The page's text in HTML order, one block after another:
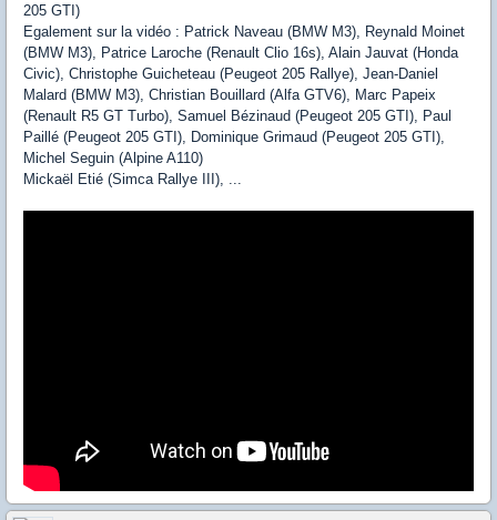
205 GTI)
Egalement sur la vidéo : Patrick Naveau (BMW M3), Reynald Moinet
(BMW M3), Patrice Laroche (Renault Clio 16s), Alain Jauvat (Honda
Civic), Christophe Guicheteau (Peugeot 205 Rallye), Jean-Daniel
Malard (BMW M3), Christian Bouillard (Alfa GTV6), Marc Papeix
(Renault R5 GT Turbo), Samuel Bézinaud (Peugeot 205 GTI), Paul
Paillé (Peugeot 205 GTI), Dominique Grimaud (Peugeot 205 GTI),
Michel Seguin (Alpine A110)
Mickaël Etié (Simca Rallye III), ...